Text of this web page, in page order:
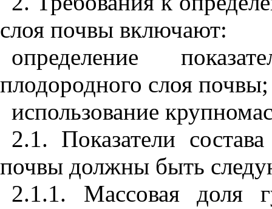
слоя почвы включают:
определение
плодородного слоя почвы;
использование
2.1. Показатели
почвы должны быть
2.1.1. Массовая доля